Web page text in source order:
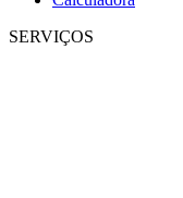
SERVIÇOS